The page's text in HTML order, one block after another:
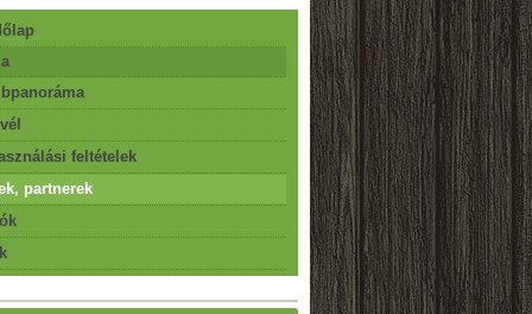
feltételek
partnerek